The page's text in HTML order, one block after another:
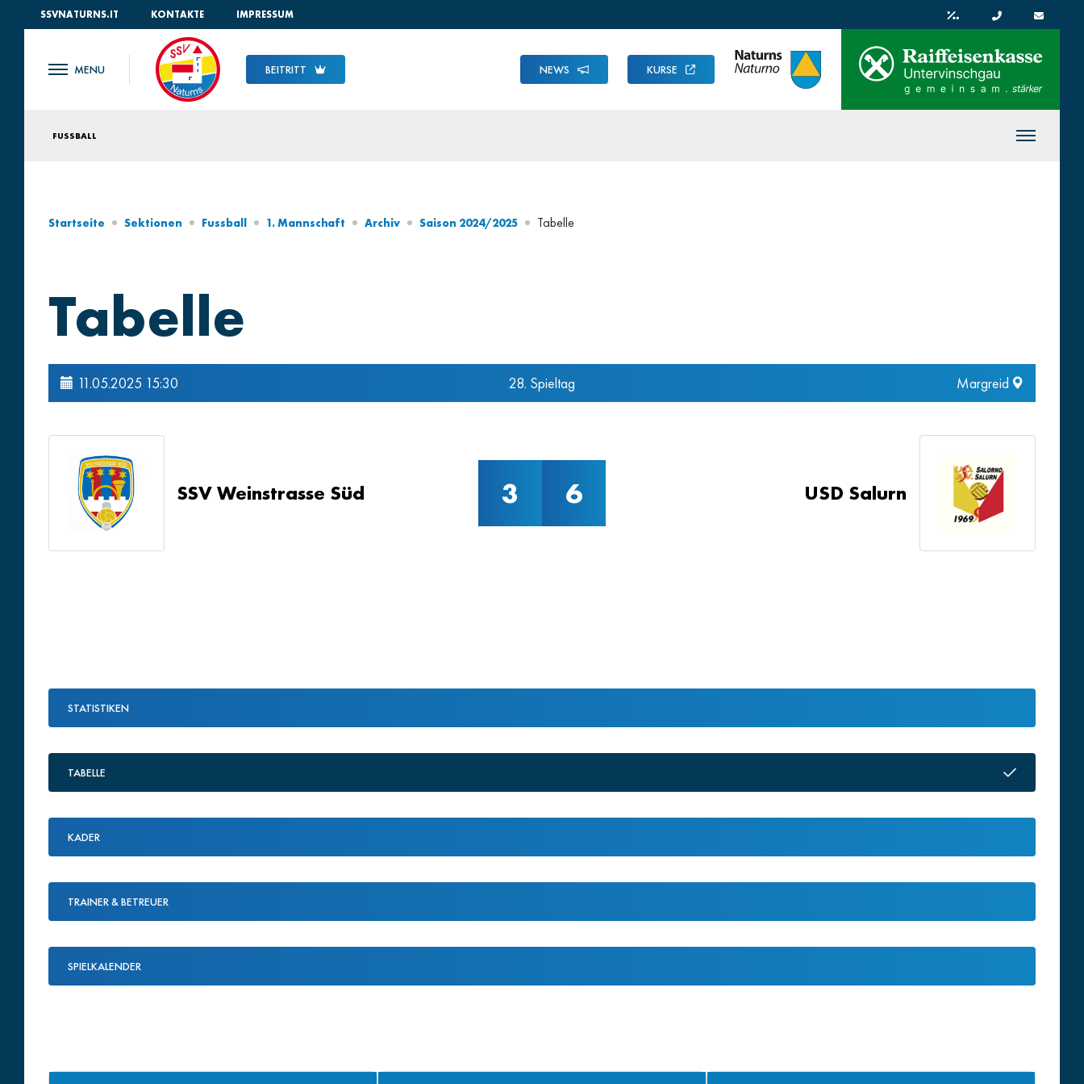
SSVNATURNS.IT KONTAKTE IMPRESSUM
BEITRITT NEWS KURSE
FUSSBALL
Startseite Sektionen Fussball 1. Mannschaft Archiv Saison 2024/2025 Tabelle
Tabelle
11.05.2025 15:30 28. Spieltag Margreid
SSV Weinstrasse Süd USD Salurn
3 6
STATISTIKEN
TABELLE
KADER
TRAINER & BETREUER
SPIELKALENDER